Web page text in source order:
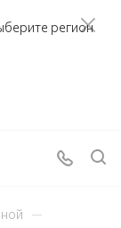
регион
—